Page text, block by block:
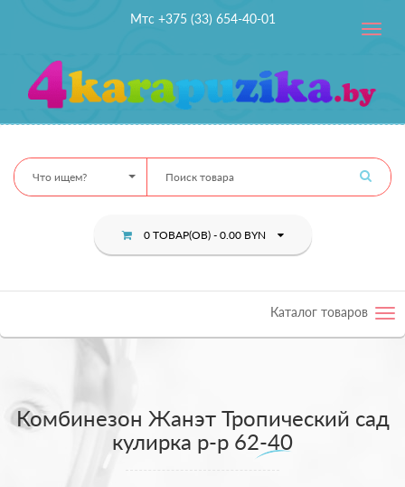
Мтс +375 (33) 654-40-01
Toggle
Что ищем?
0 ТОВАР(ОВ) - 0.00 BYN
Каталог товаров
Комбинезон Жанэт Тропический сад
кулирка р-р 62-40